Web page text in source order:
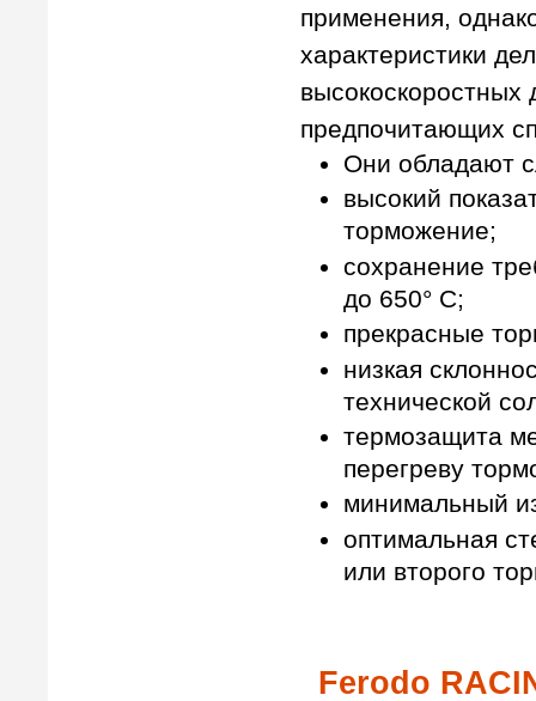
применения,
характеристики
предпочитающих
Они обладают
высокий
торможение;
сохранение
до 650° С;
прекрасные
низкая
технической
термозащита
перегреву
минимальный
оптимальная
или второго
Ferodo